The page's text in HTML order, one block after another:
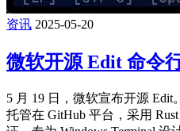
资讯 2025-05-20
微软开源 Edit 命令
5 月 19 日，微软宣布开源
托管在 GitHub 平台，采用